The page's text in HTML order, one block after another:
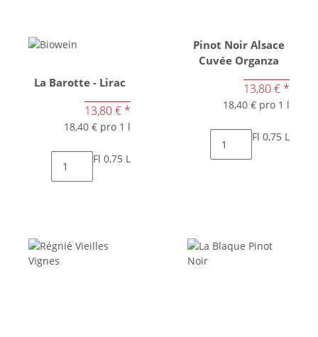
La Barotte - Lirac
13,80 € *
18,40 € pro 1 l
Fl 0,75 L
Pinot Noir Alsace
Cuvée Organza
13,80 € *
18,40 € pro 1 l
Fl 0,75 L